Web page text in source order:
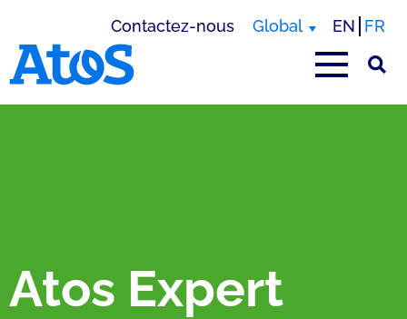
Contactez-nous Global EN FR
Atos Expert